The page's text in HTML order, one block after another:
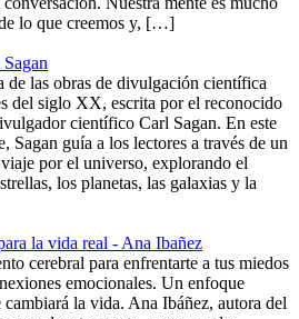
lo que creemos y, […]
de las obras de divulgación científica
del siglo XX, escrita por el reconocido
científico Carl Sagan. En este
Sagan guía a los lectores a través de un
por el universo, explorando el
los planetas, las galaxias y la
la vida real - Ana Ibañez
cerebral para enfrentarte a tus miedos
emocionales. Un enfoque
cambiará la vida. Ana Ibáñez, autora del